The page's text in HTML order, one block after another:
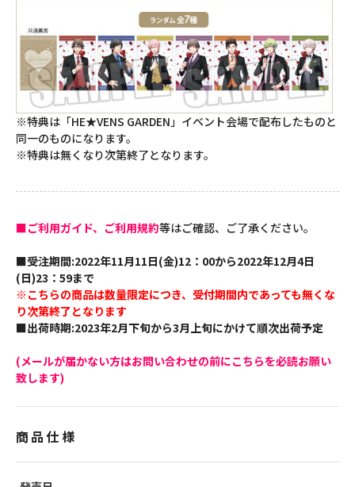
※特典は「HE★VENS GARDEN」イベント会場で配布したものと
同一のものになります。
※特典は無くなり次第終了となります。
■ご利用ガイド、ご利用規約等はご確認、ご了承ください。
■受注期間:2022年11月11日(金)12：00から2022年12月4日
(日)23：59まで
※こちらの商品は数量限定につき、受付期間内であっても無くな
り次第終了となります
■出荷時期:2023年2月下旬から3月上旬にかけて順次出荷予定
(メールが届かない方はお問い合わせの前にこちらを必読お願い
致します)
商品仕様